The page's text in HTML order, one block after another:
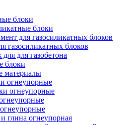
блоки
блоки
для газосиликатных блоков
газосиликатных блоков
для газобетона
блоки
материалы
огнеупорные
огнеупорные
глина огнеупорная